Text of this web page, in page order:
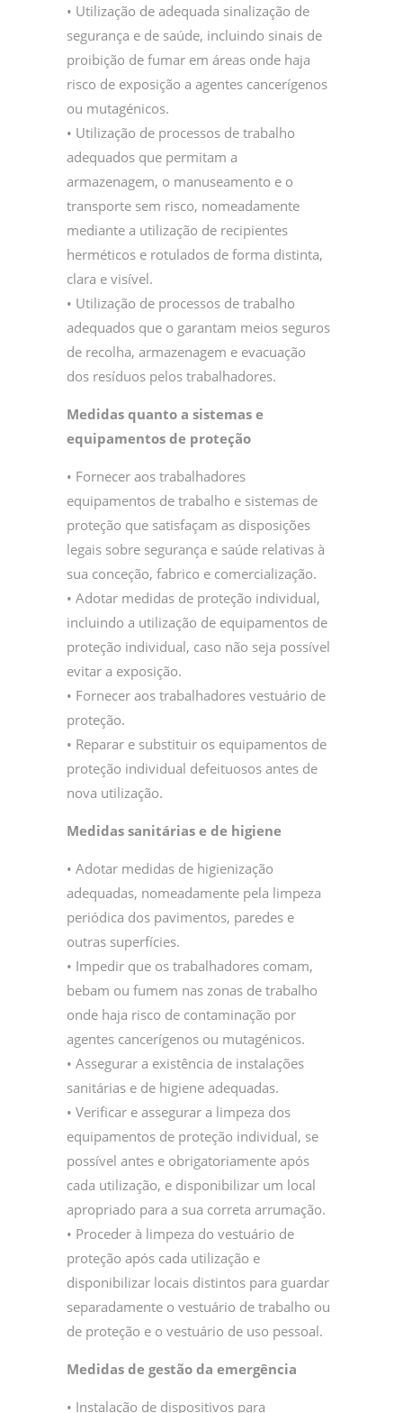
• Utilização de adequada sinalização de
segurança e de saúde, incluindo sinais de
proibição de fumar em áreas onde haja
risco de exposição a agentes cancerígenos
ou mutagénicos.
• Utilização de processos de trabalho
adequados que permitam a
armazenagem, o manuseamento e o
transporte sem risco, nomeadamente
mediante a utilização de recipientes
herméticos e rotulados de forma distinta,
clara e visível.
• Utilização de processos de trabalho
adequados que o garantam meios seguros
de recolha, armazenagem e evacuação
dos resíduos pelos trabalhadores.
Medidas quanto a sistemas e
equipamentos de proteção
• Fornecer aos trabalhadores
equipamentos de trabalho e sistemas de
proteção que satisfaçam as disposições
legais sobre segurança e saúde relativas à
sua conceção, fabrico e comercialização.
• Adotar medidas de proteção individual,
incluindo a utilização de equipamentos de
proteção individual, caso não seja possível
evitar a exposição.
• Fornecer aos trabalhadores vestuário de
proteção.
• Reparar e substituir os equipamentos de
proteção individual defeituosos antes de
nova utilização.
Medidas sanitárias e de higiene
• Adotar medidas de higienização
adequadas, nomeadamente pela limpeza
periódica dos pavimentos, paredes e
outras superfícies.
• Impedir que os trabalhadores comam,
bebam ou fumem nas zonas de trabalho
onde haja risco de contaminação por
agentes cancerígenos ou mutagénicos.
• Assegurar a existência de instalações
sanitárias e de higiene adequadas.
• Verificar e assegurar a limpeza dos
equipamentos de proteção individual, se
possível antes e obrigatoriamente após
cada utilização, e disponibilizar um local
apropriado para a sua correta arrumação.
• Proceder à limpeza do vestuário de
proteção após cada utilização e
disponibilizar locais distintos para guardar
separadamente o vestuário de trabalho ou
de proteção e o vestuário de uso pessoal.
Medidas de gestão da emergência
• Instalação de dispositivos para